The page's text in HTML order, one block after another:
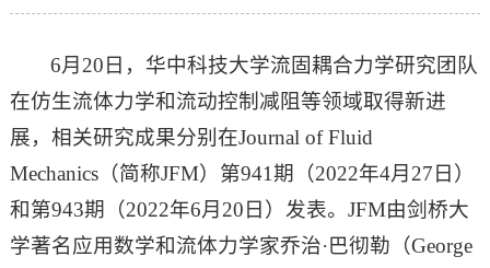
6月20日，华中科技大学流固耦合力学研究团队
在仿生流体力学和流动控制减阻等领域取得新进
展，相关研究成果分别在Journal of Fluid
Mechanics（简称JFM）第941期（2022年4月27日）
和第943期（2022年6月20日）发表。JFM由剑桥大
学著名应用数学和流体力学家乔治·巴彻勒（George